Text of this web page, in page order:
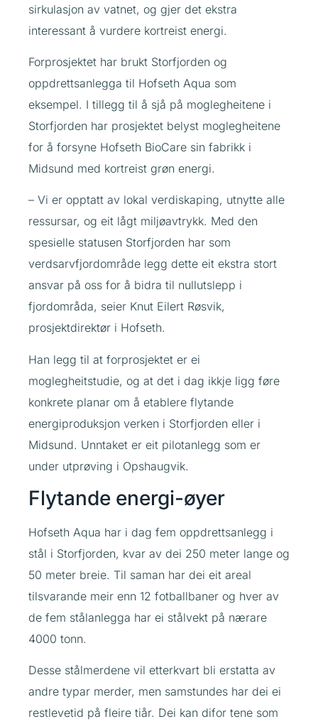
sirkulasjon av vatnet, og gjer det ekstra
interessant å vurdere kortreist energi.
Forprosjektet har brukt Storfjorden og
oppdrettsanlegga til Hofseth Aqua som
eksempel. I tillegg til å sjå på moglegheitene i
Storfjorden har prosjektet belyst moglegheitene
for å forsyne Hofseth BioCare sin fabrikk i
Midsund med kortreist grøn energi.
– Vi er opptatt av lokal verdiskaping, utnytte alle
ressursar, og eit lågt miljøavtrykk. Med den
spesielle statusen Storfjorden har som
verdsarvfjordområde legg dette eit ekstra stort
ansvar på oss for å bidra til nullutslepp i
fjordområda, seier Knut Eilert Røsvik,
prosjektdirektør i Hofseth.
Han legg til at forprosjektet er ei
moglegheitstudie, og at det i dag ikkje ligg føre
konkrete planar om å etablere flytande
energiproduksjon verken i Storfjorden eller i
Midsund. Unntaket er eit pilotanlegg som er
under utprøving i Opshaugvik.
Flytande energi-øyer
Hofseth Aqua har i dag fem oppdrettsanlegg i
stål i Storfjorden, kvar av dei 250 meter lange og
50 meter breie. Til saman har dei eit areal
tilsvarande meir enn 12 fotballbaner og hver av
de fem stålanlegga har ei stålvekt på nærare
4000 tonn.
Desse stålmerdene vil etterkvart bli erstatta av
andre typar merder, men samstundes har dei ei
restlevetid på fleire tiår. Dei kan difor tene som